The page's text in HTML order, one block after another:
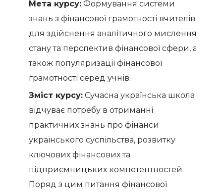
Мета курсу: Формування системи
знань з фінансової грамотності вчителів
для здійснення аналітичного мислення
стану та перспектив фінансової сфери, а
також популяризації фінансової
грамотності серед учнів.
Зміст курсу: Сучасна українська школа
відчуває потребу в отриманні
практичних знань про фінанси
українського суспільства, розвитку
ключових фінансових та
підприємницьких компетентностей.
Поряд з цим питання фінансової